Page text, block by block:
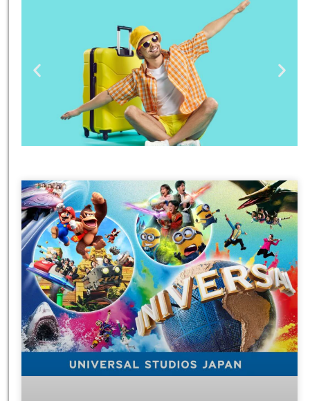
מציאת
טיסה זולה?
לחצו
פה!